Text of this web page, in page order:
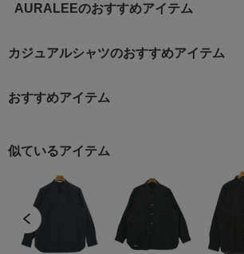
AURALEEのおすすめアイテム
カジュアルシャツのおすすめアイテム
おすすめアイテム